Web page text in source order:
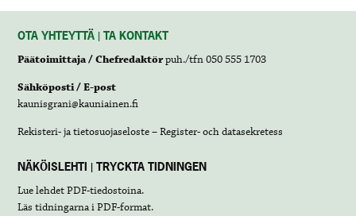
OTA YHTEYTTÄ | TA KONTAKT
Päätoimittaja / Chefredaktörpuh./tfn 050 555 1703
Sähköposti / E-post
kaunisgrani@kauniainen.fi
Rekisteri- ja tietosuojaseloste – Register- och datasekretess
NÄKÖISLEHTI | TRYCKTA TIDNINGEN
Lue lehdetPDF-tiedostoina.
Läs tidningarna iPDF-format.